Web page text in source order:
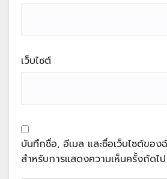
เว็บไซต์
บันทึกชื่อ, อีเมล และชื่อเว็บไซต์ของ
สำหรับการแสดงความเห็นครั้งถัดไป